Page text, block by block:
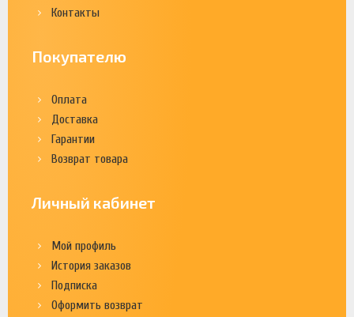
Контакты
Покупателю
Оплата
Доставка
Гарантии
Возврат товара
Личный кабинет
Мой профиль
История заказов
Подписка
Оформить возврат